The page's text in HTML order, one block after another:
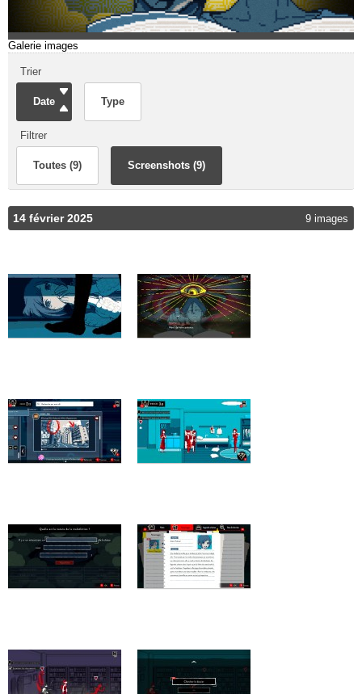
Galerie images
Trier
Date Type
Filtrer
Toutes (9) Screenshots (9)
14 février 2025 9 images